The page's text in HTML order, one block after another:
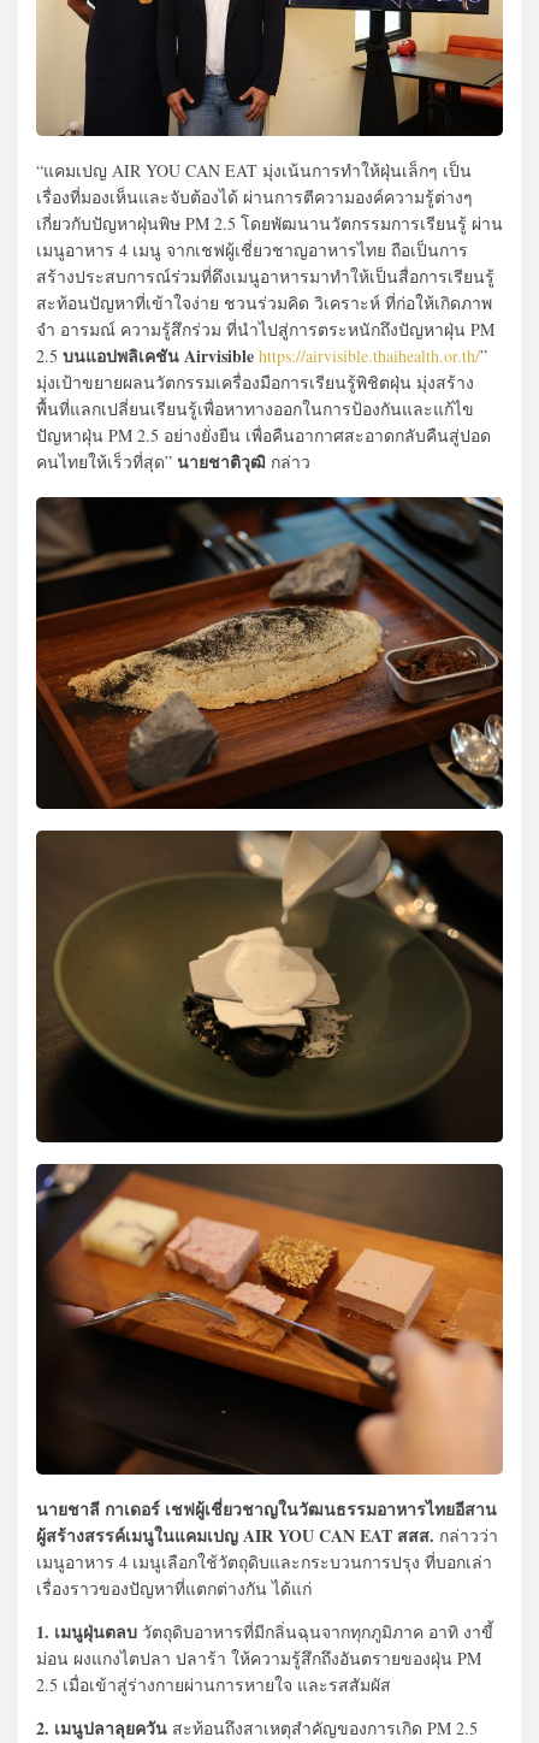
“แคมเปญ AIR YOU CAN EAT มุ่งเน้นการทำให้ฝุ่นเล็กๆ เป็น
เรื่องที่มองเห็นและจับต้องได้ ผ่านการตีความองค์ความรู้ต่างๆ
เกี่ยวกับปัญหาฝุ่นพิษ PM 2.5 โดยพัฒนานวัตกรรมการเรียนรู้ ผ่าน
เมนูอาหาร 4 เมนู จากเชฟผู้เชี่ยวชาญอาหารไทย ถือเป็นการ
สร้างประสบการณ์ร่วมที่ดึงเมนูอาหารมาทำให้เป็นสื่อการเรียนรู้
สะท้อนปัญหาที่เข้าใจง่าย ชวนร่วมคิด วิเคราะห์ ที่ก่อให้เกิดภาพ
จำ อารมณ์ ความรู้สึกร่วม ที่นำไปสู่การตระหนักถึงปัญหาฝุ่น PM
2.5 บนแอปพลิเคชัน Airvisible https://airvisible.thaihealth.or.th/”
มุ่งเป้าขยายผลนวัตกรรมเครื่องมือการเรียนรู้พิชิตฝุ่น มุ่งสร้าง
พื้นที่แลกเปลี่ยนเรียนรู้เพื่อหาทางออกในการป้องกันและแก้ไข
ปัญหาฝุ่น PM 2.5 อย่างยั่งยืน เพื่อคืนอากาศสะอาดกลับคืนสู่ปอด
คนไทยให้เร็วที่สุด” นายชาติวุฒิ กล่าว
นายชาลี กาเดอร์ เชฟผู้เชี่ยวชาญในวัฒนธรรมอาหารไทยอีสาน
ผู้สร้างสรรค์เมนูในแคมเปญ AIR YOU CAN EAT สสส. กล่าวว่า
เมนูอาหาร 4 เมนูเลือกใช้วัตถุดิบและกระบวนการปรุง ที่บอกเล่า
เรื่องราวของปัญหาที่แตกต่างกัน ได้แก่
1. เมนูฝุ่นตลบ วัตถุดิบอาหารที่มีกลิ่นฉุนจากทุกภูมิภาค อาทิ งาขี้
ม่อน ผงแกงไตปลา ปลาร้า ให้ความรู้สึกถึงอันตรายของฝุ่น PM
2.5 เมื่อเข้าสู่ร่างกายผ่านการหายใจ และรสสัมผัส
2. เมนูปลาลุยควัน สะท้อนถึงสาเหตุสำคัญของการเกิด PM 2.5